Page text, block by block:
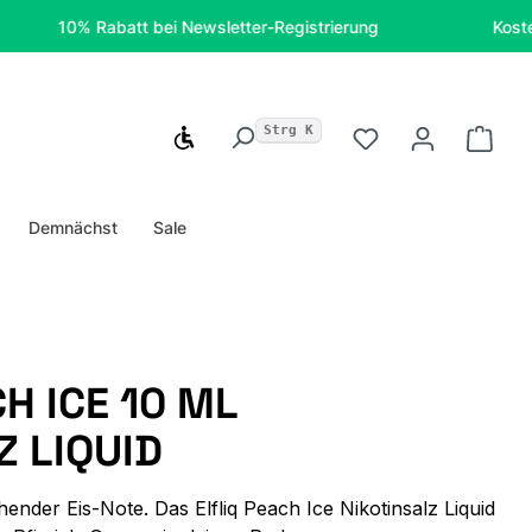
10% Rabatt bei Newsletter-Registrierung Kostenfreie
Werkzeugleiste anzeigen
Strg K Du hast 0
Demnächst Sale
ICE 10 ML
LIQUID
Eis-Note. Das Elfliq Peach Ice Nikotinsalz Liquid